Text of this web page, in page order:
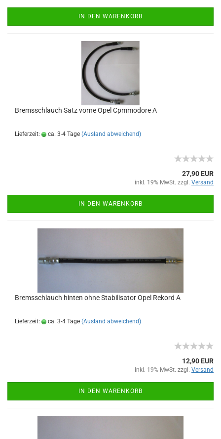
IN DEN WARENKORB
Bremsschlauch Satz vorne Opel Cpmmodore A
Lieferzeit: ca. 3-4 Tage (Ausland abweichend)
27,90 EUR
inkl. 19% MwSt. zzgl. Versand
IN DEN WARENKORB
Bremsschlauch hinten ohne Stabilisator Opel Rekord A
Lieferzeit: ca. 3-4 Tage (Ausland abweichend)
12,90 EUR
inkl. 19% MwSt. zzgl. Versand
IN DEN WARENKORB